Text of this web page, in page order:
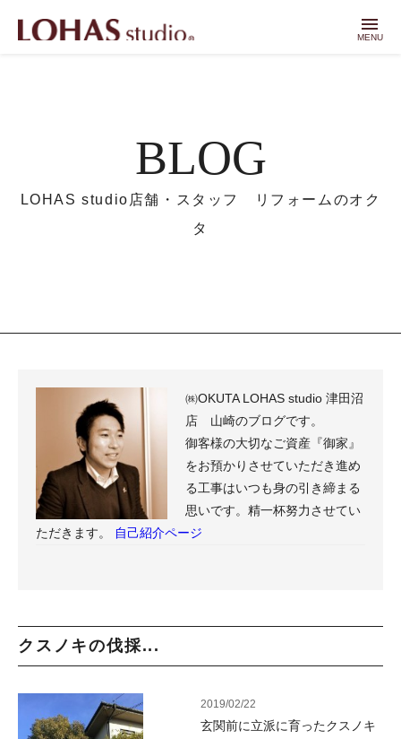
menu
MENU
BLOG
LOHAS studio店舗・スタッフ リフォームのオク
タ
㈱OKUTA LOHAS studio 津田沼
店 山崎のブログです。
御客様の大切なご資産『御家』
をお預かりさせていただき進め
る工事はいつも身の引き締まる
思いです。精一杯努力させてい
ただきます。
自己紹介ページ
クスノキの伐採...
2019/02/22
玄関前に立派に育ったクスノキ